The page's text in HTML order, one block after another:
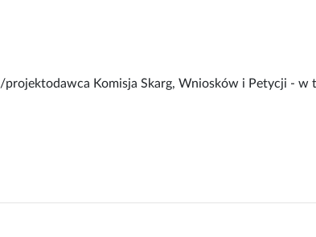
/projektodawca Komisja Skarg, Wniosków i Petycji - w